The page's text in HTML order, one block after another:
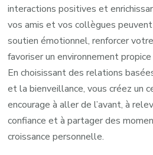
interactions positives et
vos amis et vos collègues
soutien émotionnel, renforcer
favoriser un environnement
En choisissant des relations
et la bienveillance, vous créez un
encourage à aller de l’avant, à
confiance et à partager des
croissance personnelle.